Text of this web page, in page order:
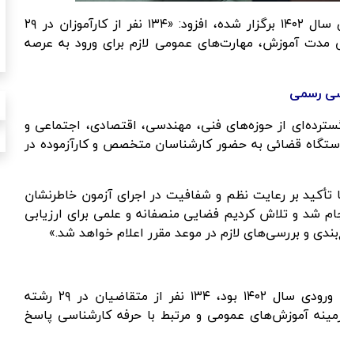
وی با بیان اینکه این آزمون ویژه کارآموزان ورودی سال ۱۴۰۲ برگزار شده، افزود: «۱۳۴ نفر از کارآموزان در ۲۹
آموزش، مهارت‌های عمومی لازم برای ورود به عرصه
رسمی
از حوزه‌های فنی، مهندسی، اقتصادی، اجتماعی و
قضائی به حضور کارشناسان متخصص و کارآزموده در
بر رعایت نظم و شفافیت در اجرای آزمون خاطرنشان
شد و تلاش کردیم فضایی منصفانه و علمی برای ارزیابی
و بررسی‌های لازم در موعد مقرر اعلام خواهد شد.»
بنابراین گزارش، در این آزمون که ویژه کارآموزان ورودی سال ۱۴۰۲ بود، ۱۳۴ نفر از متقاضیان در ۲۹ رشته
آموزش‌های عمومی و مرتبط با حرفه کارشناسی پاسخ